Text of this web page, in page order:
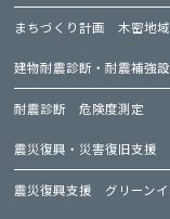
まちづくり計画 木密地
建物耐震診断・耐震補強
耐震診断 危険度測定
震災復興・災害復旧支援
震災復興支援 グリーン